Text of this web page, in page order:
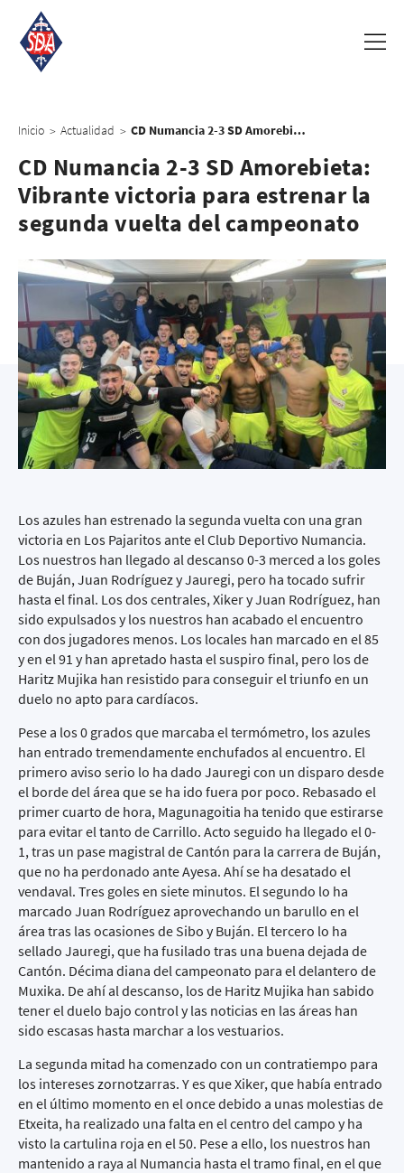
Inicio > Actualidad > CD Numancia 2-3 SD Amorebieta: Vibrante victoria para estrenar la segunda vuelta del campeonato
CD Numancia 2-3 SD Amorebieta:
Vibrante victoria para estrenar la
segunda vuelta del campeonato
Los azules han estrenado la segunda vuelta con una gran
victoria en Los Pajaritos ante el Club Deportivo Numancia.
Los nuestros han llegado al descanso 0-3 merced a los goles
de Buján, Juan Rodríguez y Jauregi, pero ha tocado sufrir
hasta el final. Los dos centrales, Xiker y Juan Rodríguez, han
sido expulsados y los nuestros han acabado el encuentro
con dos jugadores menos. Los locales han marcado en el 85
y en el 91 y han apretado hasta el suspiro final, pero los de
Haritz Mujika han resistido para conseguir el triunfo en un
duelo no apto para cardíacos.
Pese a los 0 grados que marcaba el termómetro, los azules
han entrado tremendamente enchufados al encuentro. El
primero aviso serio lo ha dado Jauregi con un disparo desde
el borde del área que se ha ido fuera por poco. Rebasado el
primer cuarto de hora, Magunagoitia ha tenido que estirarse
para evitar el tanto de Carrillo. Acto seguido ha llegado el 0-
1, tras un pase magistral de Cantón para la carrera de Buján,
que no ha perdonado ante Ayesa. Ahí se ha desatado el
vendaval. Tres goles en siete minutos. El segundo lo ha
marcado Juan Rodríguez aprovechando un barullo en el
área tras las ocasiones de Sibo y Buján. El tercero lo ha
sellado Jauregi, que ha fusilado tras una buena dejada de
Cantón. Décima diana del campeonato para el delantero de
Muxika. De ahí al descanso, los de Haritz Mujika han sabido
tener el duelo bajo control y las noticias en las áreas han
sido escasas hasta marchar a los vestuarios.
La segunda mitad ha comenzado con un contratiempo para
los intereses zornotzarras. Y es que Xiker, que había entrado
en el último momento en el once debido a unas molestias de
Etxeita, ha realizado una falta en el centro del campo y ha
visto la cartulina roja en el 50. Pese a ello, los nuestros han
mantenido a raya al Numancia hasta el tramo final, en el que